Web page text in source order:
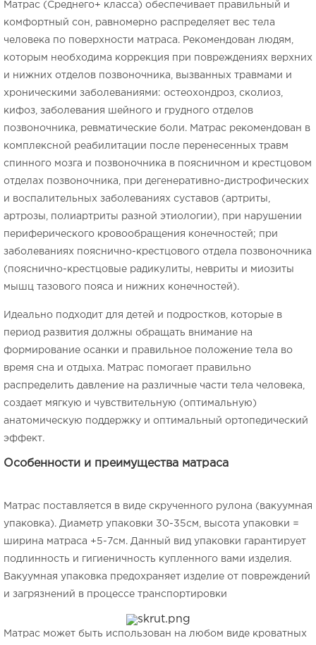
Матрас (Среднего+ класса) обеспечивает правильный и
комфортный сон, равномерно распределяет вес тела
человека по поверхности матраса. Рекомендован людям,
которым необходима коррекция при повреждениях верхних
и нижних отделов позвоночника, вызванных травмами и
хроническими заболеваниями: остеохондроз, сколиоз,
кифоз, заболевания шейного и грудного отделов
позвоночника, ревматические боли. Матрас рекомендован в
комплексной реабилитации после перенесенных травм
спинного мозга и позвоночника в поясничном и крестцовом
отделах позвоночника, при дегенеративно-дистрофических
и воспалительных заболеваниях суставов (артриты,
артрозы, полиартриты разной этиологии), при нарушении
периферического кровообращения конечностей; при
заболеваниях пояснично-крестцового отдела позвоночника
(пояснично-крестцовые радикулиты, невриты и миозиты
мышц тазового пояса и нижних конечностей).
Идеально подходит для детей и подростков, которые в
период развития должны обращать внимание на
формирование осанки и правильное положение тела во
время сна и отдыха. Матрас помогает правильно
распределить давление на различные части тела человека,
создает мягкую и чувствительную (оптимальную)
анатомическую поддержку и оптимальный ортопедический
эффект.
Особенности и преимущества матраса
Матрас поставляется в виде скрученного рулона (вакуумная
упаковка). Диаметр упаковки 30-35см, высота упаковки =
ширина матраса +5-7см. Данный вид упаковки гарантирует
подлинность и гигиеничность купленного вами изделия.
Вакуумная упаковка предохраняет изделие от повреждений
и загрязнений в процессе транспортировки
Матрас может быть использован на любом виде кроватных